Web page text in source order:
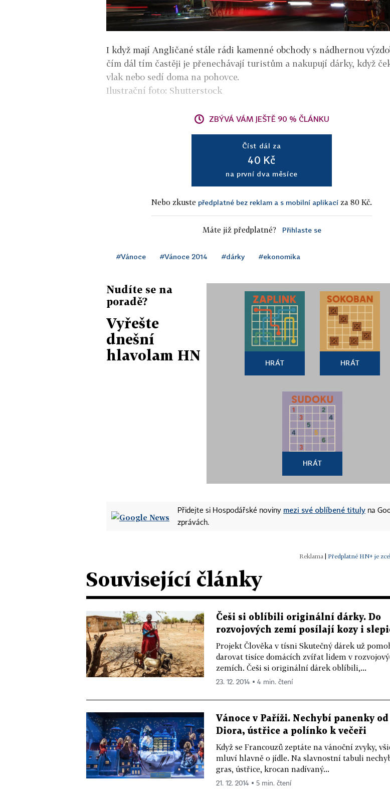
I když mají Angličané stále rádi kamenné obchody s nádhernou
čím dál tím častěji je přenechávají turistům a nakupují dárky, když
vlak nebo sedí doma na pohovce.
Ilustrační foto: Shutterstock
ZBÝVÁ VÁM JEŠTĚ 90 % ČLÁNKU
Číst dál za
40 Kč
na první dva měsíce
Nebo zkuste předplatné bez reklam a s mobilní aplikací za 80 Kč.
Máte již předplatné? Přihlaste se
#Vánoce #Vánoce 2014 #dárky #ekonomika
Nudíte se na
poradě?
Vyřešte
dnešní
hlavolam HN
HRÁT HRÁT
HRÁT
Přidejte si Hospodářské noviny mezi své oblíbené tituly na
zprávách.
| Předplatné HN+ je
Související články
Češi si oblíbili originální dárky. Do
rozvojových zemí posílají kozy i
Projekt Člověka v tísni Skutečný dárek už
darovat tisíce domácích zvířat lidem v
zemích. Češi si originální dárek oblíbili,...
23. 12. 2014 ▪ 4 min. čtení
Vánoce v Paříži. Nechybí panenky od
Diora, ústřice a polínko k večeři
Když se Francouzů zeptáte na vánoční zvyky,
mluví hlavně o jídle. Na slavnostní tabuli
gras, ústřice, krocan nadívaný...
21. 12. 2014 ▪ 5 min. čtení